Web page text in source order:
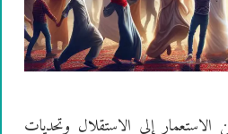
الاستعمار إلى الاستقلال وتحديات